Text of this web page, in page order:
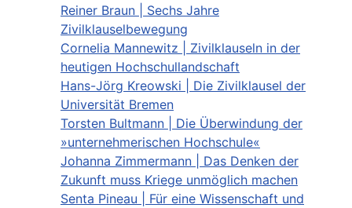
Reiner Braun | Sechs Jahre
Zivilklauselbewegung
Cornelia Mannewitz | Zivilklauseln in der
heutigen Hochschullandschaft
Hans-Jörg Kreowski | Die Zivilklausel der
Universität Bremen
Torsten Bultmann | Die Überwindung der
»unternehmerischen Hochschule«
Johanna Zimmermann | Das Denken der
Zukunft muss Kriege unmöglich machen
Senta Pineau | Für eine Wissenschaft und